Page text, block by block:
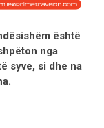
është
nga
syve, si dhe na